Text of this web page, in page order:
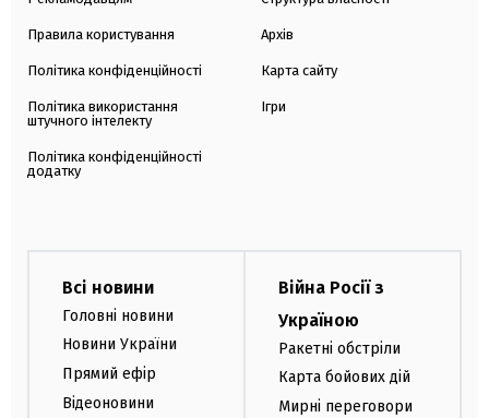
Правила користування
Політика конфіденційності
Політика використання
штучного інтелекту
Політика конфіденційності
додатку
Архів
Карта сайту
Ігри
Всі новини
Головні новини
Новини України
Прямий ефір
Відеоновини
Війна Росії з
Україною
Ракетні обстріли
Карта бойових дій
Мирні переговори